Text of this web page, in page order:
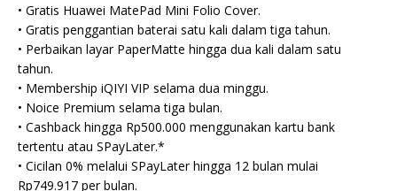
• Gratis Huawei MatePad Mini Folio Cover.
• Gratis penggantian baterai satu kali dalam tiga tahun.
• Perbaikan layar PaperMatte hingga dua kali dalam satu
tahun.
• Membership iQIYI VIP selama dua minggu.
• Noice Premium selama tiga bulan.
• Cashback hingga Rp500.000 menggunakan kartu bank
tertentu atau SPayLater.*
• Cicilan 0% melalui SPayLater hingga 12 bulan mulai
Rp749.917 per bulan.